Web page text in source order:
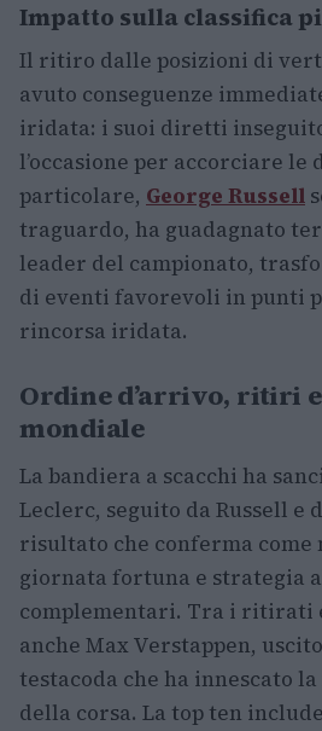
Impatto sulla classifica
Il ritiro dalle posizioni di
avuto conseguenze
iridata: i suoi diretti
l’occasione per accorciare le
particolare, George Russell
traguardo, ha guadagnato
leader del campionato,
di eventi favorevoli in punti
rincorsa iridata.
Ordine d’arrivo, ritiri
mondiale
La bandiera a scacchi ha
Leclerc, seguito da Russell e
risultato che conferma come
giornata fortuna e strategia
complementari. Tra i ritirati
anche Max Verstappen,
testacoda che ha innescato
della corsa. La top ten